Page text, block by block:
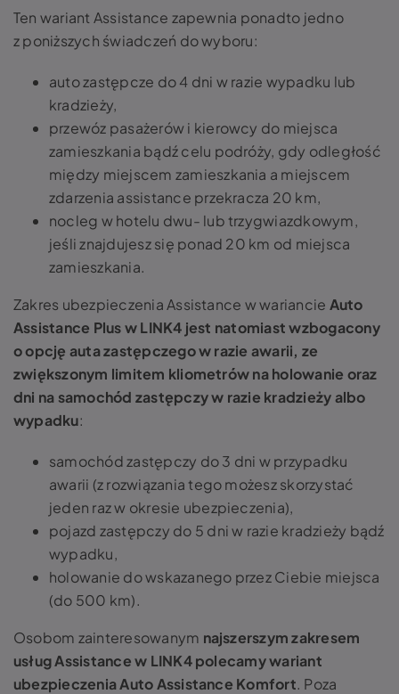
Ten wariant Assistance zapewnia ponadto jedno
z poniższych świadczeń do wyboru:
auto zastępcze do 4 dni w razie wypadku lub
kradzieży,
przewóz pasażerów i kierowcy do miejsca
zamieszkania bądź celu podróży, gdy odległość
między miejscem zamieszkania a miejscem
zdarzenia assistance przekracza 20 km,
nocleg w hotelu dwu- lub trzygwiazdkowym,
jeśli znajdujesz się ponad 20 km od miejsca
zamieszkania.
Zakres ubezpieczenia Assistance w wariancie Auto
Assistance Plus w LINK4 jest natomiast wzbogacony
o opcję auta zastępczego w razie awarii, ze
zwiększonym limitem kliometrów na holowanie oraz
dni na samochód zastępczy w razie kradzieży albo
wypadku:
samochód zastępczy do 3 dni w przypadku
awarii (z rozwiązania tego możesz skorzystać
jeden raz w okresie ubezpieczenia),
pojazd zastępczy do 5 dni w razie kradzieży bądź
wypadku,
holowanie do wskazanego przez Ciebie miejsca
(do 500 km).
Osobom zainteresowanym najszerszym zakresem
usług Assistance w LINK4 polecamy wariant
ubezpieczenia Auto Assistance Komfort. Poza